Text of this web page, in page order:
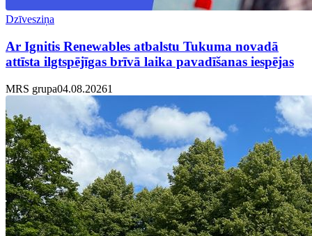
Dzīvesziņa
Ar Ignitis Renewables atbalstu Tukuma novadā
attīsta ilgtspējīgas brīvā laika pavadīšanas iespējas
MRS grupa04.08.20261